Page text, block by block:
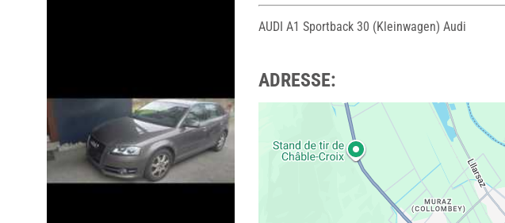
AUDI A1 Sportback 30 (Kleinwagen) Audi
ADRESSE: